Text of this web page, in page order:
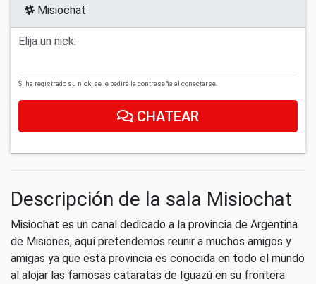
Misiochat
Elija un nick:
Si ha registrado su nick, se le pedirá la contraseña al conectarse.
CHATEAR
Descripción de la sala Misiochat
Misiochat es un canal dedicado a la provincia de Argentina
de Misiones, aquí pretendemos reunir a muchos amigos y
amigas ya que esta provincia es conocida en todo el mundo
al alojar las famosas cataratas de Iguazú en su frontera